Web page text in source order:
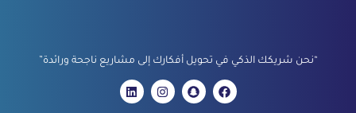
“نحن شريكك الذكي في تحويل أفكارك إلى مشاريع ناجحة ورائدة”